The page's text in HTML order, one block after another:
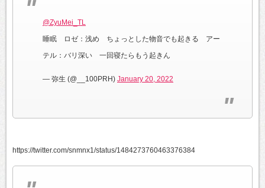
@ZyuMei_TL
睡眠 ロゼ：浅め ちょっとした物音でも起きる アー
テル：バリ深い 一回寝たらもう起きん
— 弥生 (@__100PRH) January 20, 2022
https://twitter.com/snmnx1/status/1484273760463376384